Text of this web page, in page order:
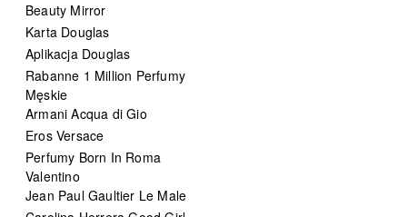
Beauty Mirror
Karta Douglas
Aplikacja Douglas
Rabanne 1 Million Perfumy
Męskie
Armani Acqua di Gio
Eros Versace
Perfumy Born In Roma
Valentino
Jean Paul Gaultier Le Male